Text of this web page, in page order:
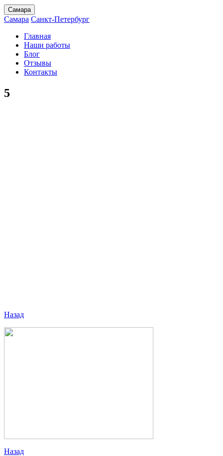
Самара
Самара Санкт-Петербург
Главная
Наши работы
Блог
Отзывы
Контакты
5
Назад
Назад